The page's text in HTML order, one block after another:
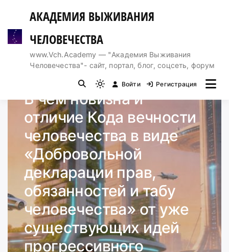
содержимому
АКАДЕМИЯ ВЫЖИВАНИЯ
ЧЕЛОВЕЧЕСТВА
www.Vch.Academy — "Академия Выживания
Человечества"- сайт, портал, блог, соцсеть, форум
Light
mode
(click
to
switch
to
dark)
Войти Регистрация
В чём новизна и
отличие Кода вечности
человечества в виде
«Добровольной
декларации прав,
обязанностей и табу
человечества» от уже
существующих идей
прогрессивного